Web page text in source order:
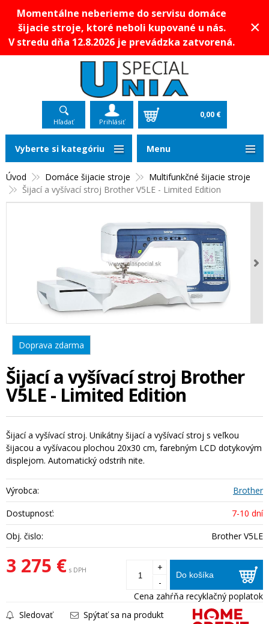
Momentálne neberieme do servisu domáce
šijacie stroje, ktoré neboli kupované u nás.
V stredu dňa 12.8.2026 je prevádzka zatvorená.
×
Hľadať Prihlásiť
0,00 €
Úvod Domáce šijacie stroje
Multifunkčné šijacie stroje
Šijací a vyšívací stroj Brother V5LE - Limited Edition
Doprava zdarma
Šijací a vyšívací stroj Brother
V5LE - Limited Edition
Šijací a vyšívací stroj. Unikátny šijací a vyšívací stroj s veľkou
šijacou a vyšívacou plochou 20x30 cm, farebným LCD dotykovým
displejom. Automatický odstrih nite.
Výrobca:
Brother
Dostupnosť:
7-10 dní
Obj. čislo:
Brother V5LE
3 275 € s DPH Do košíka
+
-
Cena zahŕňa recyklačný poplatok
Sledovať
Spýtať sa na produkt
Vyberte si kategóriu Menu